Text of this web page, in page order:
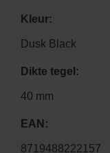
Kleur:
Dusk Black
Dikte tegel:
40 mm
EAN:
8719488222157